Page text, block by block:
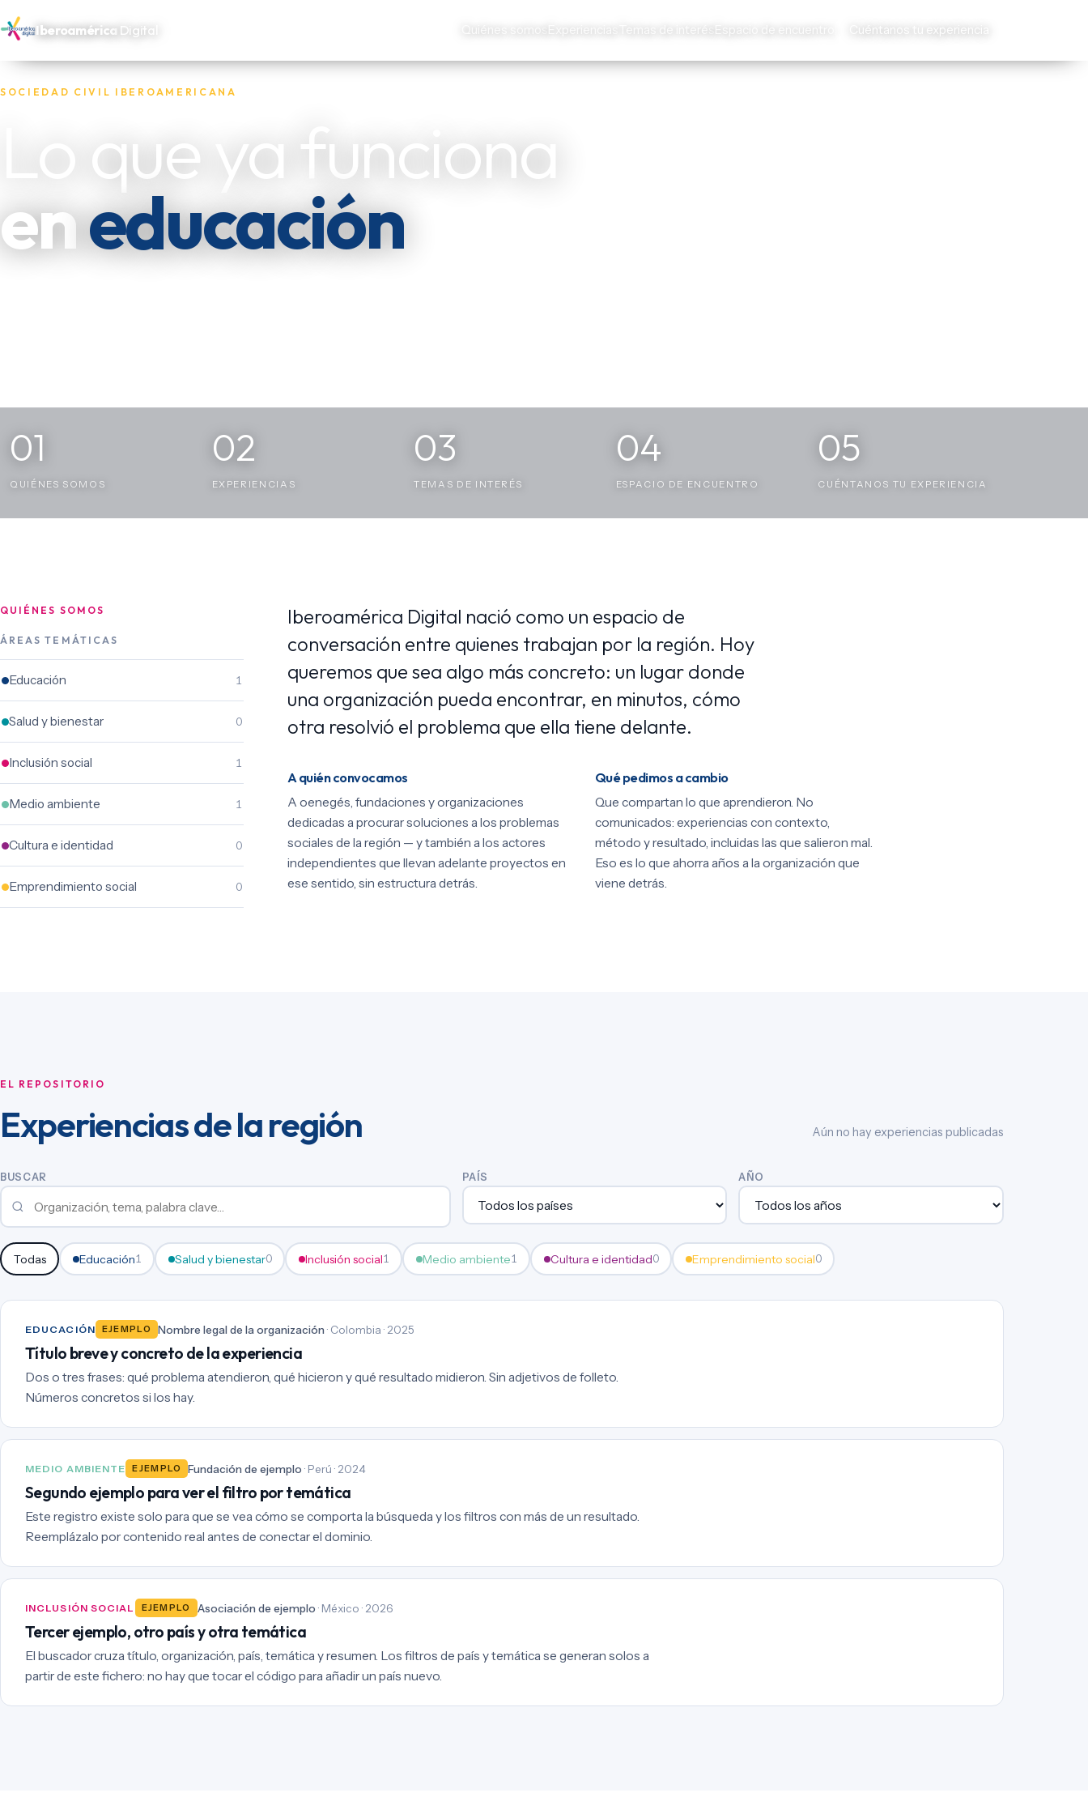
Iberoamérica Digital Experiencias Espacio de encuentro Cuéntanos tu experiencia
SOCIEDAD CIVIL IBEROAMERICANA
Lo que ya funciona
eneducación
01
QUIÉNES SOMOS
02
EXPERIENCIAS
03
TEMAS DE INTERÉS
04
ESPACIO DE ENCUENTRO
05
CUÉNTANOS TU EXPERIENCIA
QUIÉNES SOMOS
ÁREAS TEMÁTICAS
Educación 1
Salud y bienestar 0
Inclusión social 1
Medio ambiente 1
Cultura e identidad 0
Emprendimiento social 0
Iberoamérica Digital nació como un espacio de
conversación entre quienes trabajan por la región. Hoy
queremos que sea algo más concreto: un lugar donde
una organización pueda encontrar, en minutos, cómo
otra resolvió el problema que ella tiene delante.
A quién convocamos
A oenegés, fundaciones y organizaciones
dedicadas a procurar soluciones a los problemas
sociales de la región — y también a los actores
independientes que llevan adelante proyectos en
ese sentido, sin estructura detrás.
Qué pedimos a cambio
Que compartan lo que aprendieron. No
comunicados: experiencias con contexto,
método y resultado, incluidas las que salieron mal.
Eso es lo que ahorra años a la organización que
viene detrás.
EL REPOSITORIO
Experiencias de la región Aún no hay experiencias publicadas
BUSCAR PAÍS AÑO
Todas Educación1 Salud y bienestar0 Inclusión social1 Medio ambiente1 Cultura e identidad0 Emprendimiento social0
EDUCACIÓN EJEMPLO Nombre legal de la organización · Colombia · 2025
Título breve y concreto de la experiencia
Dos o tres frases: qué problema atendieron, qué hicieron y qué resultado midieron. Sin adjetivos de folleto.
Números concretos si los hay.
MEDIO AMBIENTE EJEMPLO Fundación de ejemplo · Perú · 2024
Segundo ejemplo para ver el filtro por temática
Este registro existe solo para que se vea cómo se comporta la búsqueda y los filtros con más de un resultado.
Reemplázalo por contenido real antes de conectar el dominio.
INCLUSIÓN SOCIAL EJEMPLO Asociación de ejemplo · México · 2026
Tercer ejemplo, otro país y otra temática
El buscador cruza título, organización, país, temática y resumen. Los filtros de país y temática se generan solos a
partir de este fichero: no hay que tocar el código para añadir un país nuevo.